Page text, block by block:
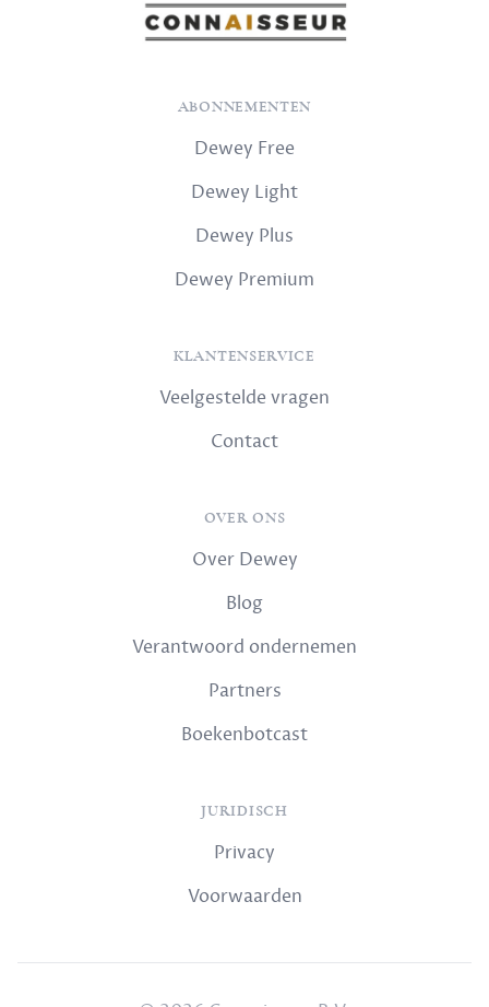
ABONNEMENTEN
Dewey Free
Dewey Light
Dewey Plus
Dewey Premium
KLANTENSERVICE
Veelgestelde vragen
Contact
OVER ONS
Over Dewey
Blog
Verantwoord ondernemen
Partners
Boekenbotcast
JURIDISCH
Privacy
Voorwaarden